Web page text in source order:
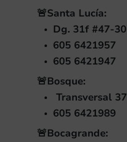
🚨Santa Lucía:
Dg. 31f #47-
605 6421957
605 6421947
🚨Bosque:
Transversal
605 6421989
🚨Bocagrande: